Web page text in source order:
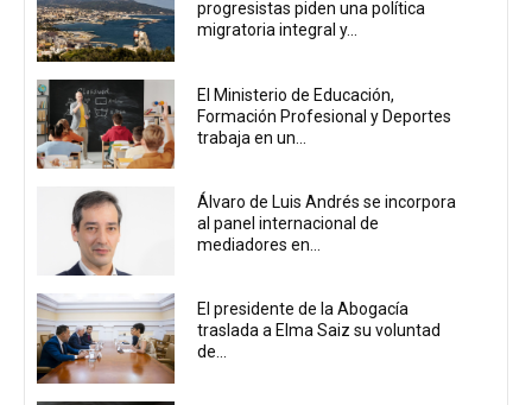
progresistas piden una política
migratoria integral y...
El Ministerio de Educación,
Formación Profesional y Deportes
trabaja en un...
Álvaro de Luis Andrés se incorpora
al panel internacional de
mediadores en...
El presidente de la Abogacía
traslada a Elma Saiz su voluntad
de...